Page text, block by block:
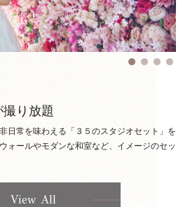
撮り放題
日常を味わえる「３５のスタジオセット」を
ォールやモダンな和室など、イメージのセッ
View All